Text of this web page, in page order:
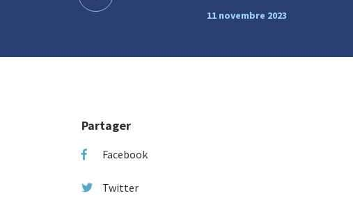
11 novembre 2023
Partager
Facebook
Twitter